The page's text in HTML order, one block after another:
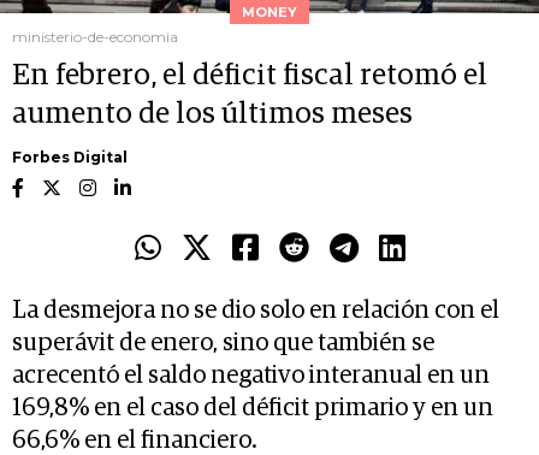
MONEY
ministerio-de-economia
En febrero, el déficit fiscal retomó el
aumento de los últimos meses
Forbes Digital
La desmejora no se dio solo en relación con el
superávit de enero, sino que también se
acrecentó el saldo negativo interanual en un
169,8% en el caso del déficit primario y en un
66,6% en el financiero.